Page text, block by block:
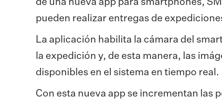
de una nueva app para smartphones,
pueden realizar entregas de
La aplicación habilita la cámara del
la expedición y, de esta manera, las
disponibles en el sistema en tiempo real.
Con esta nueva app se incrementan las